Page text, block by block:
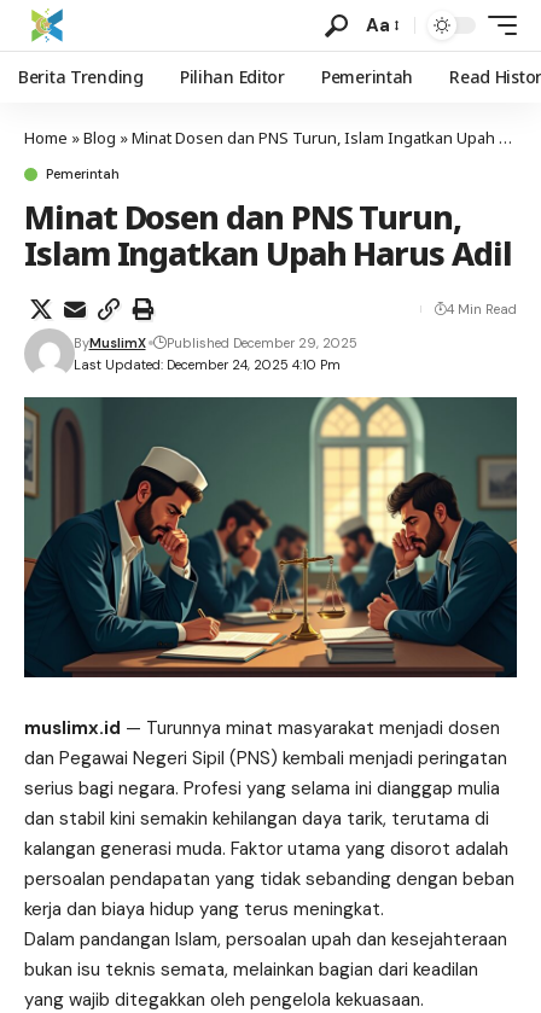
Aa
Berita Trending Pilihan Editor Pemerintah Read
Home »Blog »Minat Dosen dan PNS Turun, Islam Ingatkan Upah Harus Adil
Pemerintah
Minat Dosen dan PNS Turun,
Islam Ingatkan Upah Harus Adil
Last Updated: December 24, 2025 4:10 Pm
ByMuslimX Published December 29, 2025
4 Min Read
muslimx.id — Turunnya minat masyarakat menjadi dosen
dan Pegawai Negeri Sipil (PNS) kembali menjadi peringatan
serius bagi negara. Profesi yang selama ini dianggap mulia
dan stabil kini semakin kehilangan daya tarik, terutama di
kalangan generasi muda. Faktor utama yang disorot adalah
persoalan pendapatan yang tidak sebanding dengan beban
kerja dan biaya hidup yang terus meningkat.
Dalam pandangan Islam, persoalan upah dan kesejahteraan
bukan isu teknis semata, melainkan bagian dari keadilan
yang wajib ditegakkan oleh pengelola kekuasaan.